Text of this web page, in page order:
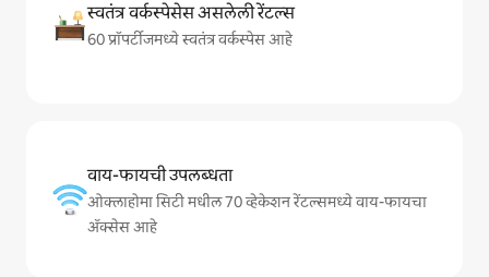
स्वतंत्र वर्कस्पेसेस असलेली रेंटल्स
60 प्रॉपर्टीजमध्ये स्वतंत्र वर्कस्पेस आहे
वाय-फायची उपलब्धता
ओक्लाहोमा सिटी मधील 70 व्हेकेशन रेंटल्समध्ये वाय-फायचा
अ‍ॅक्सेस आहे